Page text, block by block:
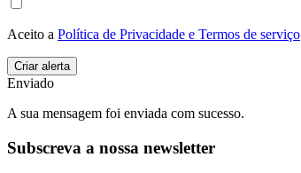
Aceito a Política de Privacidade e Termos de serviço
Enviado
A sua mensagem foi enviada com sucesso.
Subscreva a nossa newsletter